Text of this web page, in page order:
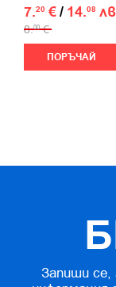
7.20 €/ 14.08
8.00 €
ПОРЪЧАЙ
Запиши се,